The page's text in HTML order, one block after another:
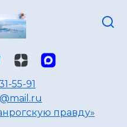
55-91
правду»